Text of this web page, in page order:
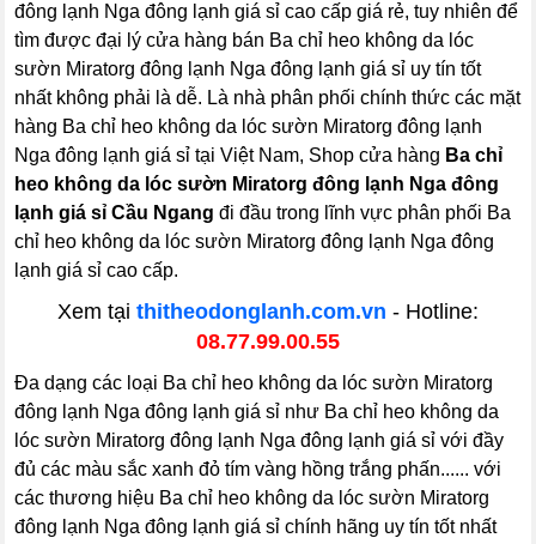
đông lạnh Nga đông lạnh giá sỉ cao cấp giá rẻ, tuy nhiên để
tìm được đại lý cửa hàng bán Ba chỉ heo không da lóc
sườn Miratorg đông lạnh Nga đông lạnh giá sỉ uy tín tốt
nhất không phải là dễ. Là nhà phân phối chính thức các mặt
hàng Ba chỉ heo không da lóc sườn Miratorg đông lạnh
Nga đông lạnh giá sỉ tại Việt Nam, Shop cửa hàng Ba chỉ
heo không da lóc sườn Miratorg đông lạnh Nga đông
lạnh giá sỉ Cầu Ngang đi đầu trong lĩnh vực phân phối Ba
chỉ heo không da lóc sườn Miratorg đông lạnh Nga đông
lạnh giá sỉ cao cấp.
Xem tại thitheodonglanh.com.vn - Hotline:
08.77.99.00.55
Đa dạng các loại Ba chỉ heo không da lóc sườn Miratorg
đông lạnh Nga đông lạnh giá sỉ như Ba chỉ heo không da
lóc sườn Miratorg đông lạnh Nga đông lạnh giá sỉ với đầy
đủ các màu sắc xanh đỏ tím vàng hồng trắng phấn...... với
các thương hiệu Ba chỉ heo không da lóc sườn Miratorg
đông lạnh Nga đông lạnh giá sỉ chính hãng uy tín tốt nhất